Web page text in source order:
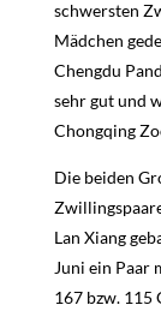
schwersten
Mädchen
Chengdu
sehr gut und
Chongqing
Die beiden
Lan Xiang
Juni ein Paar
167 bzw. 115